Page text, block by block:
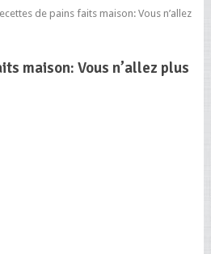
de pains faits maison: Vous n’allez
maison: Vous n’allez plus